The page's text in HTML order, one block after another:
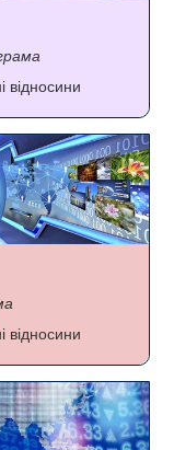
відносини
відносини